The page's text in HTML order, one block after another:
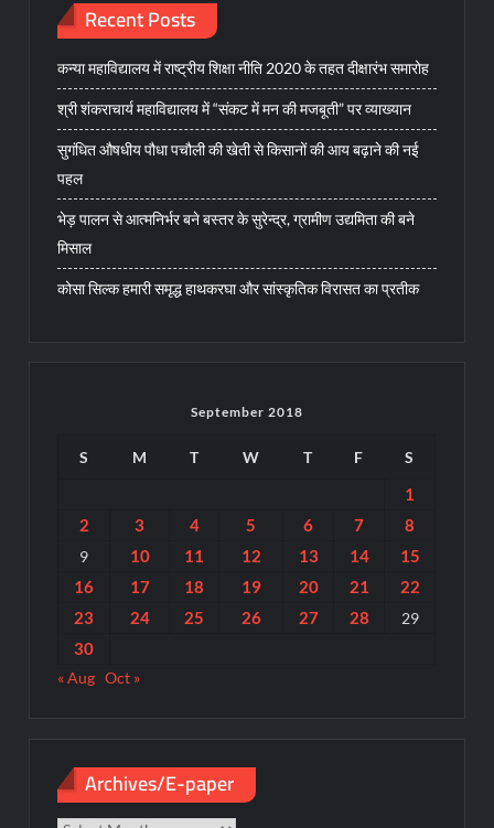
Recent Posts
कन्या महाविद्यालय में राष्ट्रीय शिक्षा नीति 2020 के तहत दीक्षारंभ समारोह
श्री शंकराचार्य महाविद्यालय में “संकट में मन की मजबूती” पर व्याख्यान
सुगंधित औषधीय पौधा पचौली की खेती से किसानों की आय बढ़ाने की नई
पहल
भेड़ पालन से आत्मनिर्भर बने बस्तर के सुरेन्द्र, ग्रामीण उद्यमिता की बने
मिसाल
कोसा सिल्क हमारी समृद्ध हाथकरघा और सांस्कृतिक विरासत का प्रतीक
September 2018
S M T W T F S
1
2
3 4 5 6 7 8
9 10 11 12 13 14
15
16
17 18 19 20 21
22
23
24 25 26 27 28 29
30
« Aug Oct »
Archives/E-paper